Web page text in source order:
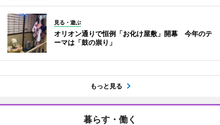
見る・遊ぶ
オリオン通りで恒例「お化け屋敷」開幕 今年のテ
ーマは「鼓の祟り」
もっと見る
暮らす・働く